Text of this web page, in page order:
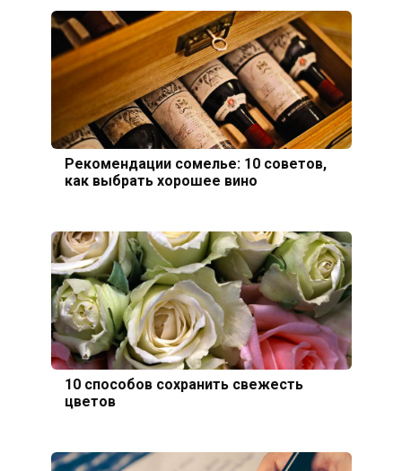
Рекомендации сомелье: 10 советов,
как выбрать хорошее вино
10 способов сохранить свежесть
цветов